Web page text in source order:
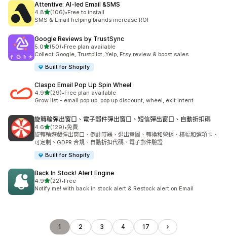
Attentive: AI‑led Email &SMS
4.8滿分 5 顆星
(106)
共有 106 則評價
•Free to install
SMS & Email helping brands increase ROI
Google Reviews by TrustSync
5.0滿分 5 顆星
(50)
共有 50 則評價
•Free plan available
Collect Google, Trustpilot, Yelp, Etsy review & boost sales
Built for Shopify
Claspo Email Pop Up Spin Wheel
4.9滿分 5 顆星
(29)
共有 29 則評價
•Free plan available
Grow list - email pop up, pop up discount, wheel, exit intent
旋轉輪彈出窗口、電子郵件彈出窗口、短信彈出窗口、自動折扣碼
4.6滿分 5 顆星
(129)
共有 129 則評價
•免費
旋轉輪遊戲彈出窗口、倒計時器、退出意圖、轉換和營銷、橫幅和選項卡、
可定制、GDPR 合規、自動折扣代碼、電子郵件驗證
Built for Shopify
Back In Stock! Alert Engine
4.9滿分 5 顆星
(22)
共有 22 則評價
•Free
Notify me! with back in stock alert & Restock alert on Email
1 2 3 4 17